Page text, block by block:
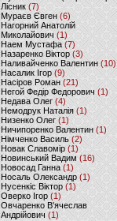
Лісник (7)
Мураєв Євген(6)
Нагорний Анатолій
Миколайович (1)
Наем Мустафа (7)
Назаренко Віктор (3)
Наливайченко Валентин (10)
Насалик Ігор(9)
Насіров Роман (21)
Негой Федір Федорович(1)
Недава Олег(4)
Немодрук Наталія(1)
Низенко Олег (1)
Ничипоренко Валентин (1)
Німченко Василь (2)
Новак Славомір (1)
Новинський Вадим (16)
Новосад Ганна (1)
Носаль Олександр (1)
Нусенкіс Віктор (1)
Оверко Ігор (1)
Овчаренко В'ячеслав
Андрійович(1)